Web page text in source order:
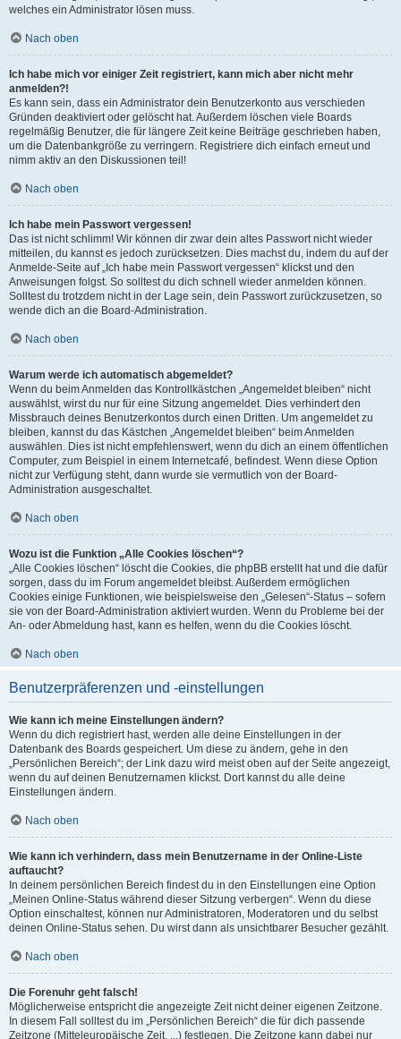
welches ein Administrator lösen muss.
Nach oben
Ich habe mich vor einiger Zeit registriert, kann mich aber nicht mehr
anmelden?!
Es kann sein, dass ein Administrator dein Benutzerkonto aus verschieden
Gründen deaktiviert oder gelöscht hat. Außerdem löschen viele Boards
regelmäßig Benutzer, die für längere Zeit keine Beiträge geschrieben haben,
um die Datenbankgröße zu verringern. Registriere dich einfach erneut und
nimm aktiv an den Diskussionen teil!
Nach oben
Ich habe mein Passwort vergessen!
Das ist nicht schlimm! Wir können dir zwar dein altes Passwort nicht wieder
mitteilen, du kannst es jedoch zurücksetzen. Dies machst du, indem du auf der
Anmelde-Seite auf „Ich habe mein Passwort vergessen“ klickst und den
Anweisungen folgst. So solltest du dich schnell wieder anmelden können.
Solltest du trotzdem nicht in der Lage sein, dein Passwort zurückzusetzen, so
wende dich an die Board-Administration.
Nach oben
Warum werde ich automatisch abgemeldet?
Wenn du beim Anmelden das Kontrollkästchen „Angemeldet bleiben“ nicht
auswählst, wirst du nur für eine Sitzung angemeldet. Dies verhindert den
Missbrauch deines Benutzerkontos durch einen Dritten. Um angemeldet zu
bleiben, kannst du das Kästchen „Angemeldet bleiben“ beim Anmelden
auswählen. Dies ist nicht empfehlenswert, wenn du dich an einem öffentlichen
Computer, zum Beispiel in einem Internetcafé, befindest. Wenn diese Option
nicht zur Verfügung steht, dann wurde sie vermutlich von der Board-
Administration ausgeschaltet.
Nach oben
Wozu ist die Funktion „Alle Cookies löschen“?
„Alle Cookies löschen“ löscht die Cookies, die phpBB erstellt hat und die dafür
sorgen, dass du im Forum angemeldet bleibst. Außerdem ermöglichen
Cookies einige Funktionen, wie beispielsweise den „Gelesen“-Status – sofern
sie von der Board-Administration aktiviert wurden. Wenn du Probleme bei der
An- oder Abmeldung hast, kann es helfen, wenn du die Cookies löscht.
Nach oben
Benutzerpräferenzen und -einstellungen
Wie kann ich meine Einstellungen ändern?
Wenn du dich registriert hast, werden alle deine Einstellungen in der
Datenbank des Boards gespeichert. Um diese zu ändern, gehe in den
„Persönlichen Bereich“; der Link dazu wird meist oben auf der Seite angezeigt,
wenn du auf deinen Benutzernamen klickst. Dort kannst du alle deine
Einstellungen ändern.
Nach oben
Wie kann ich verhindern, dass mein Benutzername in der Online-Liste
auftaucht?
In deinem persönlichen Bereich findest du in den Einstellungen eine Option
„Meinen Online-Status während dieser Sitzung verbergen“. Wenn du diese
Option einschaltest, können nur Administratoren, Moderatoren und du selbst
deinen Online-Status sehen. Du wirst dann als unsichtbarer Besucher gezählt.
Nach oben
Die Forenuhr geht falsch!
Möglicherweise entspricht die angezeigte Zeit nicht deiner eigenen Zeitzone.
In diesem Fall solltest du im „Persönlichen Bereich“ die für dich passende
Zeitzone (Mitteleuropäische Zeit, ...) festlegen. Die Zeitzone kann dabei nur